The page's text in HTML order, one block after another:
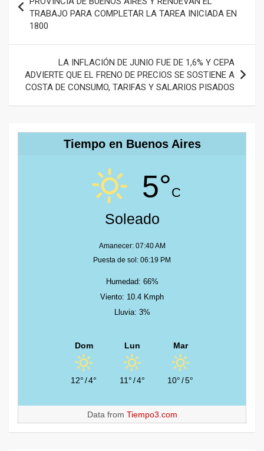
entradas
TRABAJO PARA COMPLETAR LA TAREA INICIADA EN
1800
LA INFLACIÓN DE JUNIO FUE DE 1,6% Y CEPA
ADVIERTE QUE EL FRENO DE PRECIOS SE SOSTIENE A
COSTA DE CONSUMO, TARIFAS Y SALARIOS PISADOS
Tiempo en Buenos Aires
5°C
Soleado
Amanecer: 07:40 AM
Puesta de sol: 06:19 PM
Humedad: 66%
Viento: 10.4 Kmph
Lluvia: 3%
Dom
12°/4°
Lun
11°/4°
Mar
10°/5°
Data from Tiempo3.com